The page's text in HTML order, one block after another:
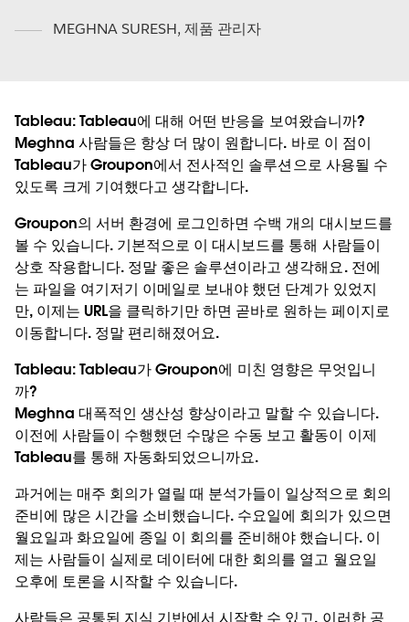
MEGHNA SURESH, 제품 관리자
Tableau:Tableau에 대해 어떤 반응을 보여왔습니까?
Meghna 사람들은 항상 더 많이 원합니다. 바로 이 점이
Tableau가 Groupon에서 전사적인 솔루션으로 사용될 수
있도록 크게 기여했다고 생각합니다.
Groupon의 서버 환경에 로그인하면 수백 개의 대시보드를
볼 수 있습니다. 기본적으로 이 대시보드를 통해 사람들이
상호 작용합니다. 정말 좋은 솔루션이라고 생각해요. 전에
는 파일을 여기저기 이메일로 보내야 했던 단계가 있었지
만, 이제는 URL을 클릭하기만 하면 곧바로 원하는 페이지로
이동합니다. 정말 편리해졌어요.
Tableau:Tableau가 Groupon에 미친 영향은 무엇입니
까?
Meghna 대폭적인 생산성 향상이라고 말할 수 있습니다.
이전에 사람들이 수행했던 수많은 수동 보고 활동이 이제
Tableau를 통해 자동화되었으니까요.
과거에는 매주 회의가 열릴 때 분석가들이 일상적으로 회의
준비에 많은 시간을 소비했습니다. 수요일에 회의가 있으면
월요일과 화요일에 종일 이 회의를 준비해야 했습니다. 이
제는 사람들이 실제로 데이터에 대한 회의를 열고 월요일
오후에 토론을 시작할 수 있습니다.
사람들은 공통된 지식 기반에서 시작할 수 있고, 이러한 공